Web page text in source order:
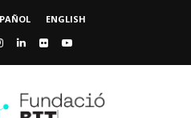
ENGLISH